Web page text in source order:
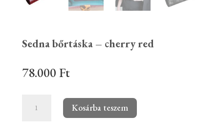
Sedna bőrtáska – cherry red
78.000 Ft
Kosárba teszem